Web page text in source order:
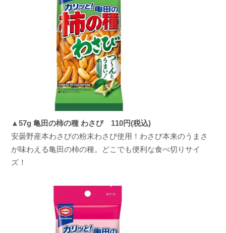
▲57g 亀田の柿の種 わさび 110円(税込)
安曇野産本わさびの粉末わさび使用！わさび本来のうまさ
が味わえる亀田の柿の種。どこでも便利な食べ切りサイ
ズ！